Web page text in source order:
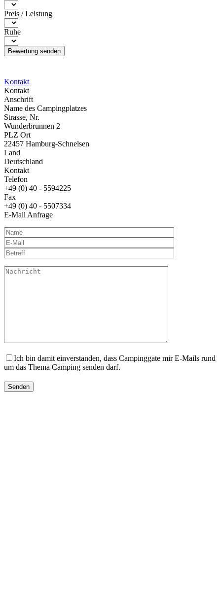
Preis / Leistung
Ruhe
Kontakt
Kontakt
Anschrift
Name des Campingplatzes
Strasse, Nr.
Wunderbrunnen 2
PLZ Ort
22457 Hamburg-Schnelsen
Land
Deutschland
Kontakt
Telefon
+49 (0) 40 - 5594225
Fax
+49 (0) 40 - 5507334
E-Mail Anfrage
Ich bin damit einverstanden, dass Campinggate mir E-Mails rund
um das Thema Camping senden darf.